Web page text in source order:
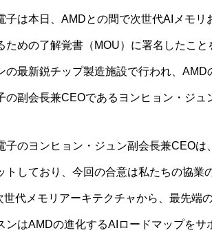
子は本日、AMDとの間で次世代AIメモ
ための了解覚書（MOU）に署名したこ
の最新鋭チップ製造施設で行われ、
の副会長兼CEOであるヨンヒョン・ジュ
子のヨンヒョン・ジュン副会長兼CEO
トしており、今回の合意は私たちの協業
世代メモリアーキテクチャから、最先端
ンはAMDの進化するAIロードマップを